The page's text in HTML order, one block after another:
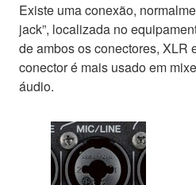
Existe uma conexão,
jack”, localizada no
de ambos os conectores, XLR
conector é mais usado em
áudio.